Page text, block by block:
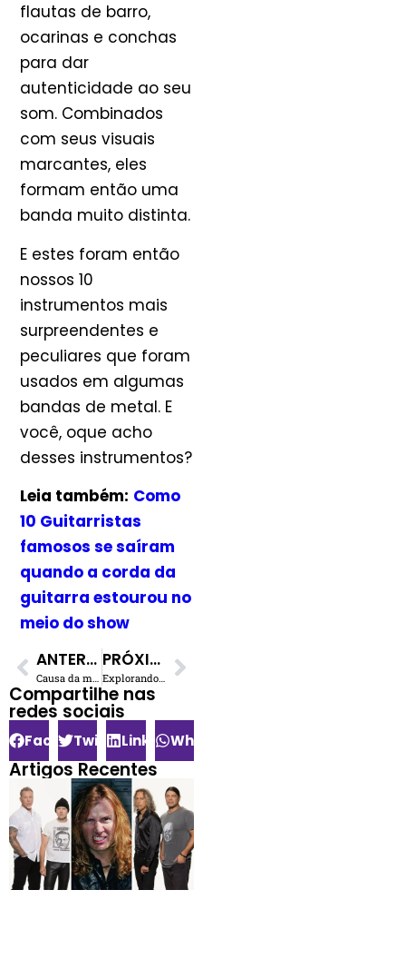
flautas de barro,
ocarinas e conchas
para dar
autenticidade ao seu
som. Combinados
com seus visuais
marcantes, eles
formam então uma
banda muito distinta.
E estes foram então
nossos 10
instrumentos mais
surpreendentes e
peculiares que foram
usados em algumas
bandas de metal. E
você, oque acho
desses instrumentos?
Leia também: Como
10 Guitarristas
famosos se saíram
quando a corda da
guitarra estourou no
meio do show
ANTERIOR
Causa da morte de Elvis Presley: Biógrafa afirma que o fato estava relacionado a defeito genético na família
PRÓXIMO
Explorando a faixa mais icônica do Metallica, ‘Enter Sandman’
Compartilhe nas
redes sociais​
FacebookTwitterLinkedInWhatsApp
Artigos Recentes